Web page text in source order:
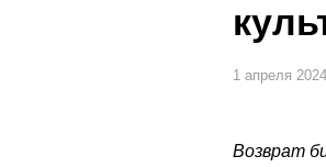
1 апреля
Возврат